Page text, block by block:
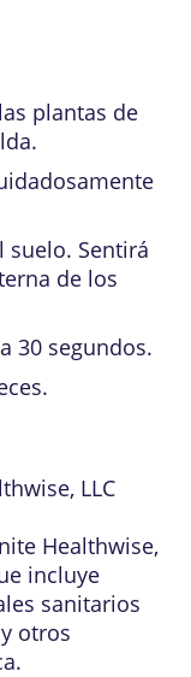
plantas de
suelo. Sentirá
de los
30 segundos.
LLC
Healthwise,
incluye
sanitarios
otros